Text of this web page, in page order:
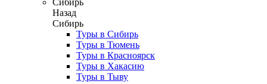
Сибирь
Назад
Сибирь
Туры в Сибирь
Туры в Тюмень
Туры в Красноярск
Туры в Хакасию
Туры в Тыву